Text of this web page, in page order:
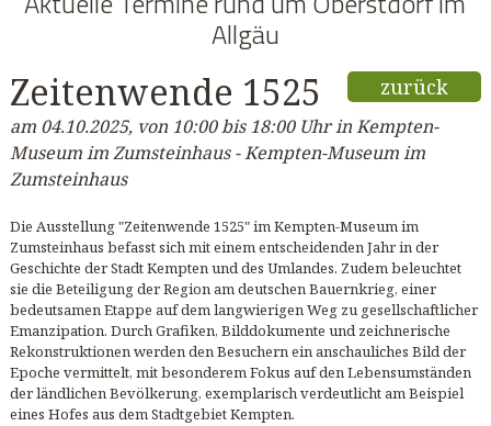
Allgäu
zurück
Zeitenwende 1525
am 04.10.2025, von 10:00 bis 18:00 Uhr in Kempten-
Museum im Zumsteinhaus - Kempten-Museum im
Zumsteinhaus
Die Ausstellung "Zeitenwende 1525" im Kempten-Museum im
Zumsteinhaus befasst sich mit einem entscheidenden Jahr in der
Geschichte der Stadt Kempten und des Umlandes. Zudem beleuchtet
sie die Beteiligung der Region am deutschen Bauernkrieg, einer
bedeutsamen Etappe auf dem langwierigen Weg zu gesellschaftlicher
Emanzipation. Durch Grafiken, Bilddokumente und zeichnerische
Rekonstruktionen werden den Besuchern ein anschauliches Bild der
Epoche vermittelt, mit besonderem Fokus auf den Lebensumständen
der ländlichen Bevölkerung, exemplarisch verdeutlicht am Beispiel
eines Hofes aus dem Stadtgebiet Kempten.